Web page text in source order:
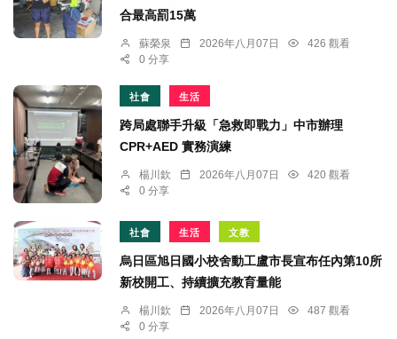
合最高罰15萬
蘇榮泉 2026年八月07日
426 觀看
0 分享
社會 生活
跨局處聯手升級「急救即戰力」中市辦理
CPR+AED 實務演練
楊川欽 2026年八月07日
420 觀看
0 分享
社會 生活 文教
烏日區旭日國小校舍動工盧市長宣布任內第10所
新校開工、持續擴充教育量能
楊川欽 2026年八月07日
487 觀看
0 分享